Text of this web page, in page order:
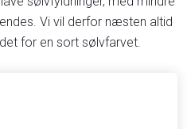
Vi vil derfor næsten altid
for en sort sølvfarvet.